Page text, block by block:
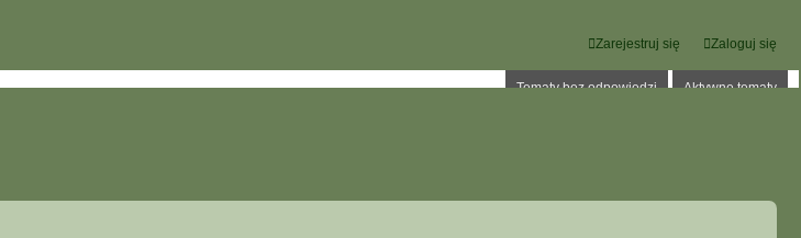
Zaloguj się
Zarejestruj się
Tematy bez odpowiedzi Aktywne tematy